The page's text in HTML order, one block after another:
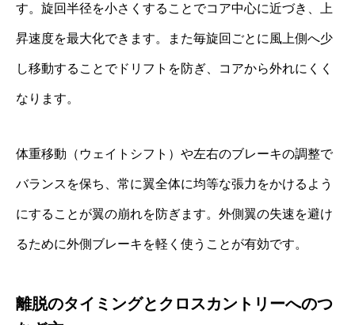
す。旋回半径を小さくすることでコア中心に近づき、上
昇速度を最大化できます。また毎旋回ごとに風上側へ少
し移動することでドリフトを防ぎ、コアから外れにくく
なります。
体重移動（ウェイトシフト）や左右のブレーキの調整で
バランスを保ち、常に翼全体に均等な張力をかけるよう
にすることが翼の崩れを防ぎます。外側翼の失速を避け
るために外側ブレーキを軽く使うことが有効です。
離脱のタイミングとクロスカントリーへのつ